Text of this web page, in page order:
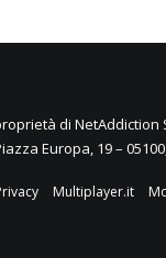
di NetAddiction
Europa, 19 –
Multiplayer.it